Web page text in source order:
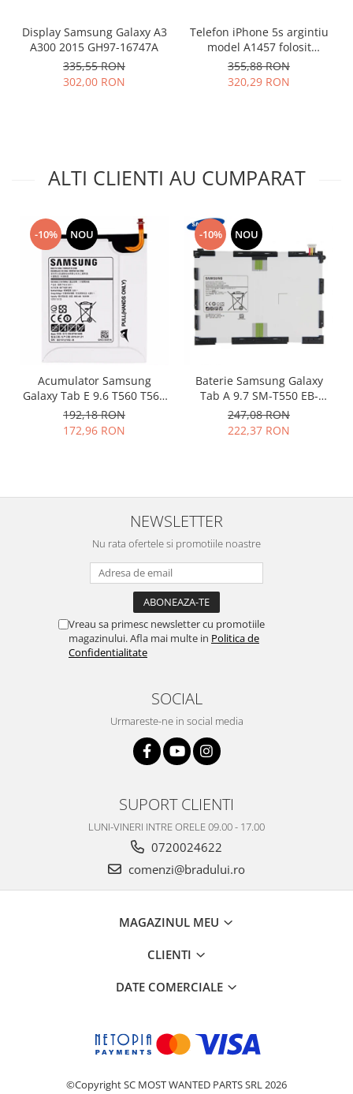
LG
Nokia
ALCATEL
Blackberry
E-BODA
Motorola
Nokia
Philips
Display Samsung Galaxy A3
A300 2015 GH97-16747A
335,55 RON
302,00 RON
Telefon iPhone 5s argintiu
model A1457 folosit
impecabil
355,88 RON
320,29 RON
ALTI CLIENTI AU CUMPARAT
-10% NOU
Acumulator Samsung
Galaxy Tab E 9.6 T560 T561
EB-BT561ABE original
192,18 RON
172,96 RON
-10% NOU
Baterie Samsung Galaxy
Tab A 9.7 SM-T550 EB-
BT550ABE originala
247,08 RON
222,37 RON
NEWSLETTER
Nu rata ofertele si promotiile noastre
Vreau sa primesc newsletter cu promotiile
magazinului. Afla mai multe in Politica de
Confidentialitate
SOCIAL
Urmareste-ne in social media
SUPORT CLIENTI
LUNI-VINERI INTRE ORELE 09.00 - 17.00
0720024622
comenzi@bradului.ro
MAGAZINUL MEU
CLIENTI
DATE COMERCIALE
©Copyright SC MOST WANTED PARTS SRL 2026